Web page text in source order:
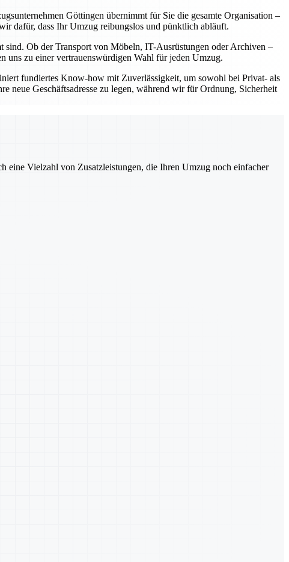
Göttingen übernimmt für Sie die gesamte Organisation –
dafür, dass Ihr Umzug reibungslos und pünktlich abläuft.
sind. Ob der Transport von Möbeln, IT-Ausrüstungen oder Archiven –
uns zu einer vertrauenswürdigen Wahl für jeden Umzug.
fundiertes Know-how mit Zuverlässigkeit, um sowohl bei Privat- als
neue Geschäftsadresse zu legen, während wir für Ordnung, Sicherheit
eine Vielzahl von Zusatzleistungen, die Ihren Umzug noch einfacher